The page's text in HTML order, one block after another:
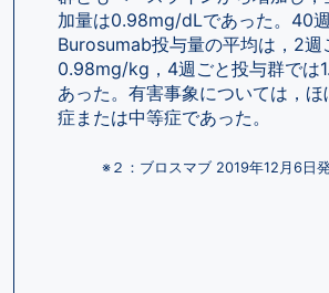
加量は0.98mg/dLであった。40
Burosumab投与量の平均は，2週
0.98mg/kg，4週ごと投与群では
あった。有害事象については，ほ
症または中等症であった。
※２：ブロスマブ 2019年12月6日